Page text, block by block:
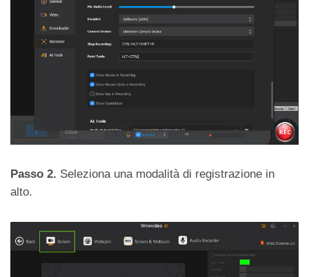
Passo 2. Seleziona una modalità di registrazione in
alto.